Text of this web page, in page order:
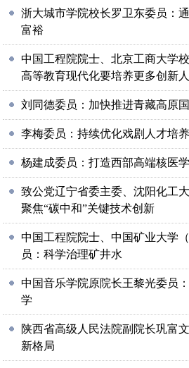
浙大城市学院校长罗卫东委员：
富裕
中国工程院院士、北京工商大学
高等教育现代化要培养更多创新
刘同德委员：加快推进青藏高原
李梅委员：持续优化戏剧人才培
杨建成委员：打造西部高端核医
致公党辽宁省委主委、沈阳化工
聚焦“碳中和”关键技术创新
中国工程院院士、中国矿业大学
员：科学治理矿井水
中国音乐学院原院长王黎光委员
学
陕西省高级人民法院副院长巩富
新格局